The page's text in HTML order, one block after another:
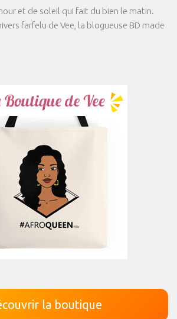
et de soleil qui fait du bien le matin.
farfelu de Vee, la blogueuse BD made
la boutique